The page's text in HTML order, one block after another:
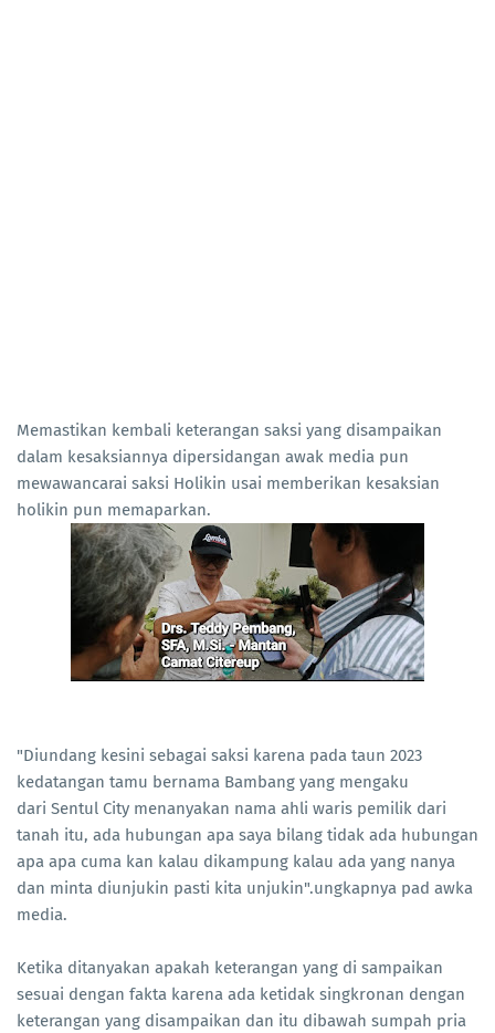
Memastikan kembali keterangan saksi yang disampaikan
dalam kesaksiannya dipersidangan awak media pun
mewawancarai saksi Holikin usai memberikan kesaksian
holikin pun memaparkan.
"Diundang kesini sebagai saksi karena pada taun 2023
kedatangan tamu bernama Bambang yang mengaku
dari Sentul City menanyakan nama ahli waris pemilik dari
tanah itu, ada hubungan apa saya bilang tidak ada hubungan
apa apa cuma kan kalau dikampung kalau ada yang nanya
dan minta diunjukin pasti kita unjukin".ungkapnya pad awka
media.
Ketika ditanyakan apakah keterangan yang di sampaikan
sesuai dengan fakta karena ada ketidak singkronan dengan
keterangan yang disampaikan dan itu dibawah sumpah pria